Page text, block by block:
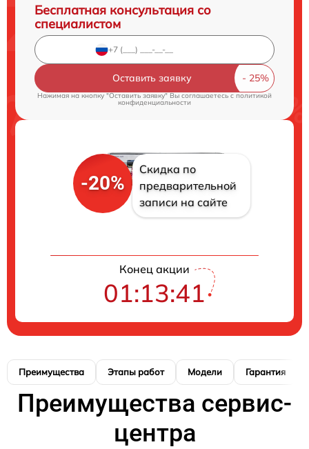
Бесплатная консультация со
специалистом
Оставить заявку
Нажимая на кнопку "Оставить заявку" Вы соглашаетесь cполитикой
конфиденциальности
-20%
Скидка по
предварительной
записи на сайте
Конец акции
01:13:40
Преимущества Этапы работ Модели Гарантия
Преимущества сервис-
центра